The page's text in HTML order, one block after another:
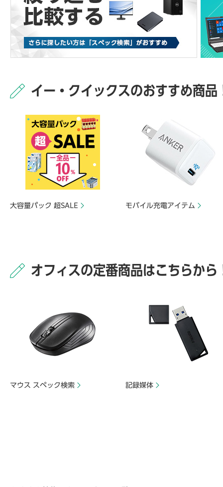
イー・クイックスのおすすめ商品
大容量パック 超SALE モバイル充電アイテム
オフィスの定番商品はこちらから
マウス スペック検索 記録媒体